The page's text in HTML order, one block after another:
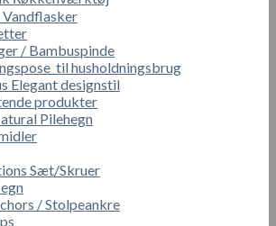
/ Bambuspinde
til husholdningsbrug
Elegant designstil
produkter
Pilehegn
Sæt/Skruer
/ Stolpeankre